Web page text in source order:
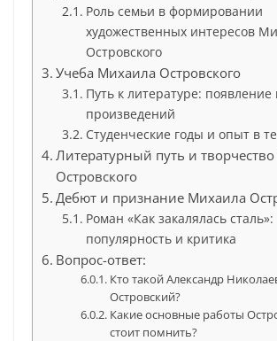
Роль семьи в формировании
художественных интересов
Островского
Учеба Михаила Островского
Путь к литературе:
произведений
Студенческие годы и опыт в
Литературный путь и
Островского
Дебют и признание Михаила
Роман «Как закалялась сталь»:
популярность и критика
Вопрос-ответ:
Кто такой Александр
Островский?
Какие основные работы
стоит помнить?